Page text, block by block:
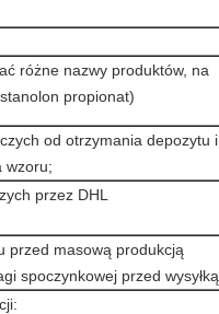
różne nazwy produktów, na
propionat)
od otrzymania depozytu i
wzoru;
przez DHL
przed masową produkcją
spoczynkowej przed wysyłką